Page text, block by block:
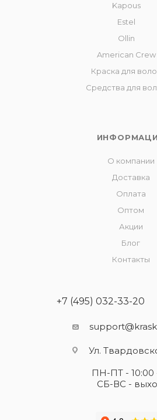
Kapous
Estel
Ollin
American Crew
Краска для
Средства для
О компании
Доставка
Оплата
Оптом
Акции
Блог
Контакты
+7 (495) 032-33-20
Ул.
ПН-ПТ - 10:00
СБ-ВС -